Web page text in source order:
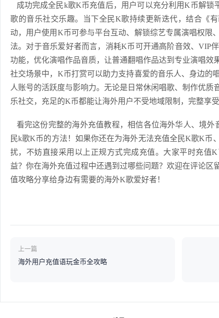
成功完成全民k歌K币充值后，用户可以充分利用K币解锁
歌的音乐社交乐趣。当下全民K歌持续更新迭代，结合《
动，用户使用K币可参与平台互动、解锁综艺专属演唱权限
法。对于音乐爱好者而言，消耗K币可开通高阶音效、VIP
功能，优化演唱作品音质，让普通翻唱作品达到专业演唱效
社交场景中，K币打赏可以助力支持喜爱的音乐人、身边的
人账号的活跃度与影响力。无论是日常休闲唱歌、制作优质
乐社交，充足的K币都能让海外用户不受地域限制，完整享
看完这份完整的海外充值教程，相信各位海外华人、境外
民k歌K币的方法！如果你还在为海外无法充值全民K歌K币
扰，不妨直接采用以上正规方式完成充值。大家平时充值
益？你在海外充值过程中还遇到过哪些问题？欢迎在评论区
值攻略分享给身边有需要的海外K歌爱好者！
上一篇
海外用户充值语玩金币全攻略